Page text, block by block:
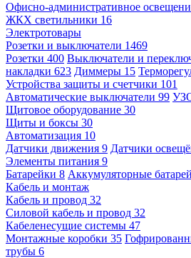
Офисно-административное
ЖКХ светильники 16
Электротовары
Розетки и выключатели 1469
Розетки 400 Выключатели и
накладки 623 Диммеры 15
Устройства защиты и счетчики 101
Автоматические выключатели 99
Щитовое оборудование 30
Щиты и боксы 30
Автоматизация 10
Датчики движения 9 Датчики
Элементы питания 9
Батарейки 8 Аккумуляторные
Кабель и монтаж
Кабель и провод 32
Силовой кабель и провод 32
Кабеленесущие системы 47
Монтажные коробки 35
трубы 6